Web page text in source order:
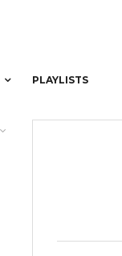
PLAYLISTS